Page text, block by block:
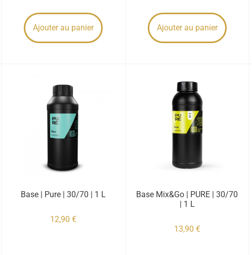
Ajouter au panier Ajouter au panier
Base | Pure | 30/70 | 1 L
12,90€
Base Mix&Go | PURE | 30/70
| 1 L
13,90 €